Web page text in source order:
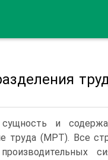
и
труда (МРТ). Все